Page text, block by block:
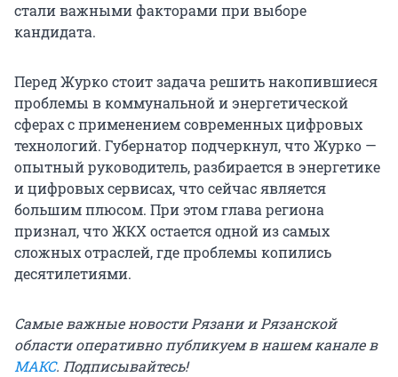
стали важными факторами при выборе
кандидата.
Перед Журко стоит задача решить накопившиеся
проблемы в коммунальной и энергетической
сферах с применением современных цифровых
технологий. Губернатор подчеркнул, что Журко —
опытный руководитель, разбирается в энергетике
и цифровых сервисах, что сейчас является
большим плюсом. При этом глава региона
признал, что ЖКХ остается одной из самых
сложных отраслей, где проблемы копились
десятилетиями.
Самые важные новости Рязани и Рязанской
области оперативно публикуем в нашем канале в
МАКС. Подписывайтесь!